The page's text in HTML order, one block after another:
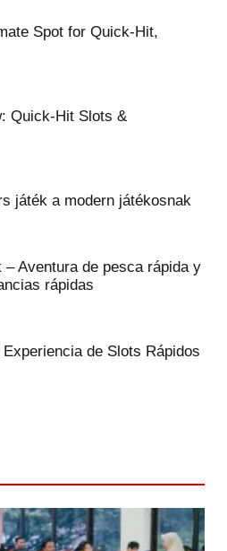
Spot for Quick‑Hit,
Quick‑Hit Slots &
játék a modern játékosnak
Aventura de pesca rápida y
rápidas
de Slots Rápidos